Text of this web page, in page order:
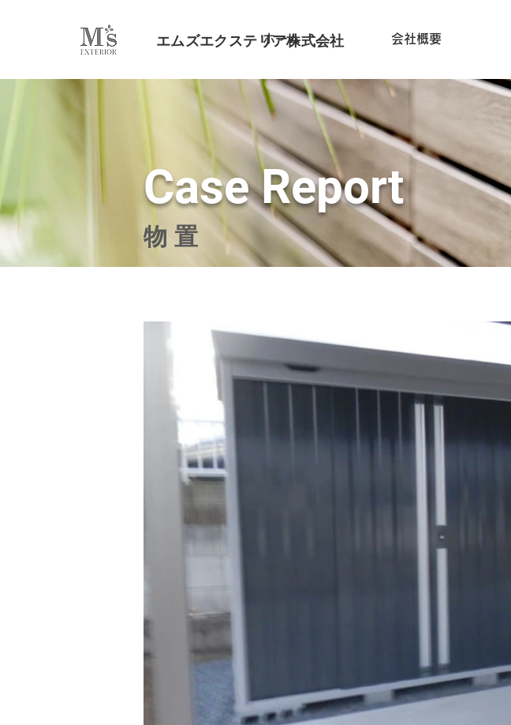
エムズエクステリア株式会社
ホーム 会社概要
Case Report
物置